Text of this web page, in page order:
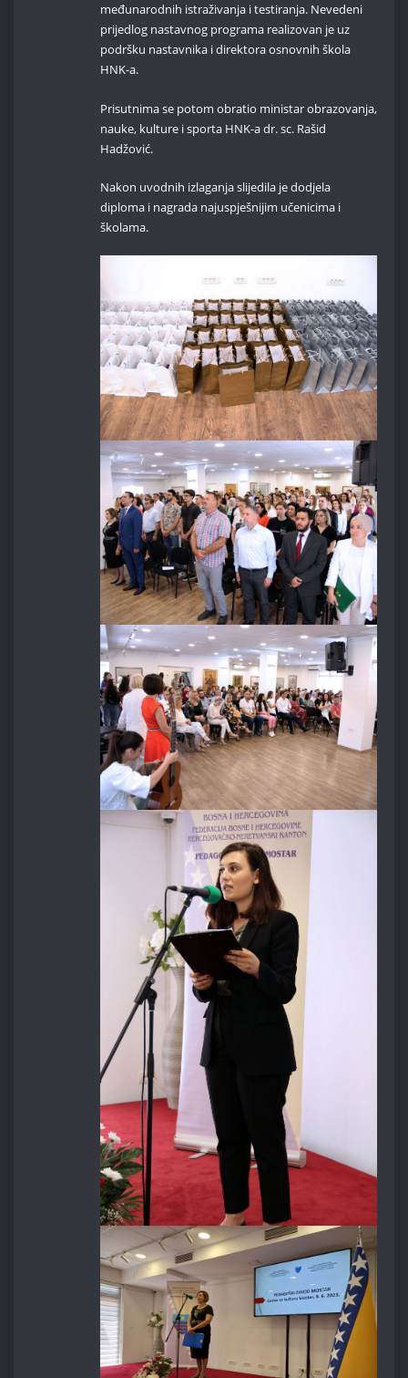
međunarodnih istraživanja i testiranja. Nevedeni
prijedlog nastavnog programa realizovan je uz
podršku nastavnika i direktora osnovnih škola
HNK-a.
Prisutnima se potom obratio ministar obrazovanja,
nauke, kulture i sporta HNK-a dr. sc. Rašid
Hadžović.
Nakon uvodnih izlaganja slijedila je dodjela
diploma i nagrada najuspješnijim učenicima i
školama.